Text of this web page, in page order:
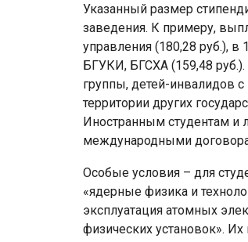
Указанный размер
заведения. К примеру,
управления (180,28 руб.),
БГУКИ, БГСХА (159,48
группы, детей-инвалидов
территории других
Иностранным студентам и
международными
Особые условия – для
«ядерные физика и
эксплуатация атомных
физических установок».